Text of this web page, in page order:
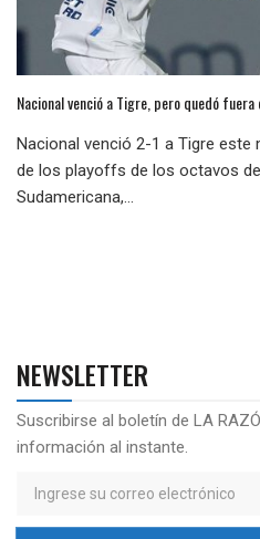
Nacional venció a Tigre, pero quedó
Nacional venció 2-1 a Tigre este
de los playoffs de los octavos
Sudamericana,...
NEWSLETTER
Suscribirse al boletín de LA
información al instante.